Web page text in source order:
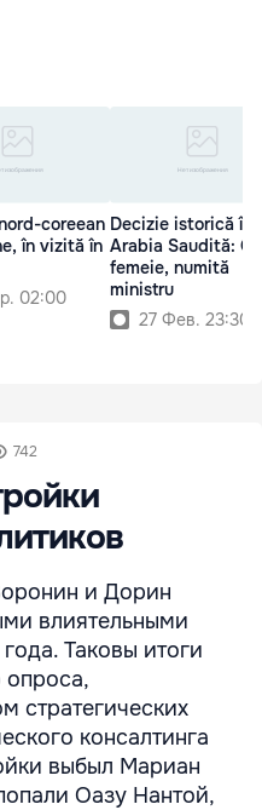
coreean
în vizită în
02:00
Decizie istorică în
Arabia Saudită: O
femeie, numită
ministru
27 Фев. 23:30
742
и Дорин
влиятельными
Таковы итоги
опроса,
стратегических
консалтинга
выбыл Мариан
Оазу Нантой,